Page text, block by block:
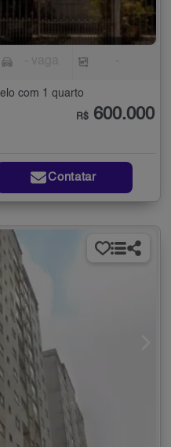
com 1 quarto
R$ 600.000
Contatar